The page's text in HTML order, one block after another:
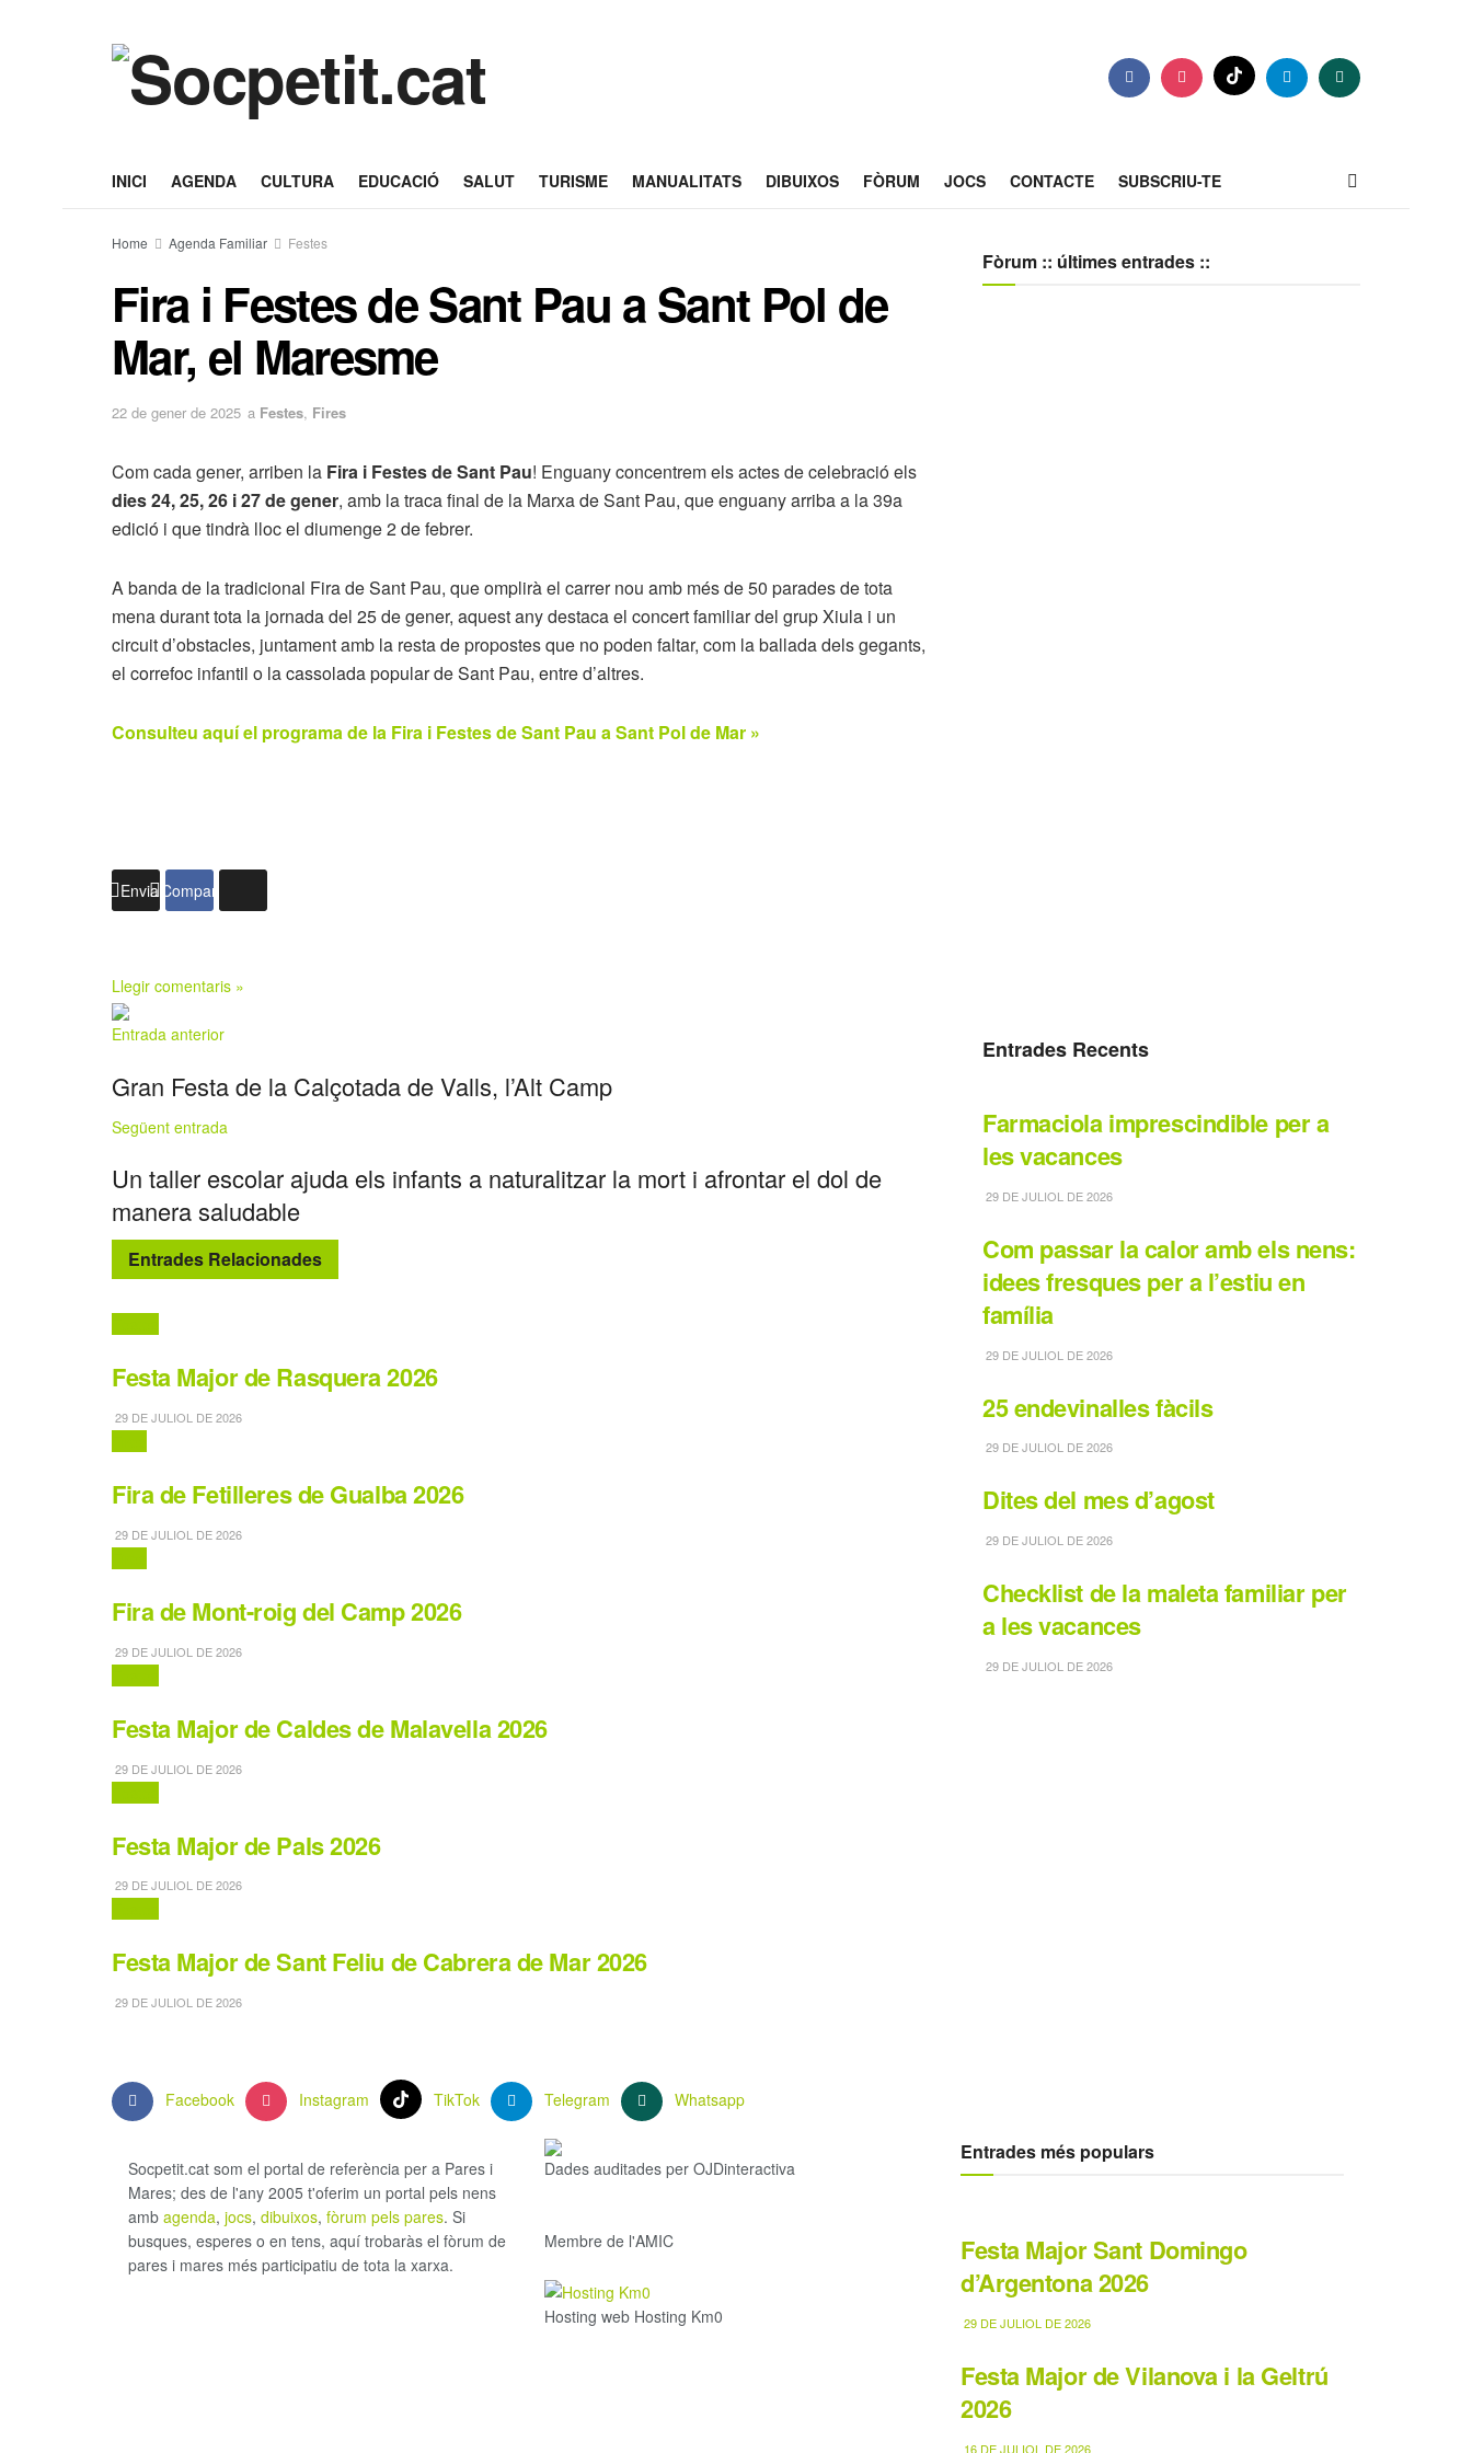
INICI AGENDA CULTURA EDUCACIÓ SALUT TURISME MANUALITATS DIBUIXOS FÒRUM JOCS CONTACTE SUBSCRIU-TE
Home Agenda Familiar Festes
Fira i Festes de Sant Pau a Sant Pol de
Mar, el Maresme
22 de gener de 2025 a Festes, Fires
Com cada gener, arriben la Fira i Festes de Sant Pau! Enguany concentrem els actes de celebració els
dies 24, 25, 26 i 27 de gener, amb la traca final de la Marxa de Sant Pau, que enguany arriba a la 39a
edició i que tindrà lloc el diumenge 2 de febrer.
A banda de la tradicional Fira de Sant Pau, que omplirà el carrer nou amb més de 50 parades de tota
mena durant tota la jornada del 25 de gener, aquest any destaca el concert familiar del grup Xiula i un
circuit d’obstacles, juntament amb la resta de propostes que no poden faltar, com la ballada dels gegants,
el correfoc infantil o la cassolada popular de Sant Pau, entre d’altres.
Consulteu aquí el programa de la Fira i Festes de Sant Pau a Sant Pol de Mar »
Enviar Compartir
Llegir comentaris »
Entrada anterior
Gran Festa de la Calçotada de Valls, l’Alt Camp
Següent entrada
Un taller escolar ajuda els infants a naturalitzar la mort i afrontar el dol de
manera saludable
Entrades Relacionades
Festa Major de Rasquera 2026
29 DE JULIOL DE 2026
Fira de Fetilleres de Gualba 2026
29 DE JULIOL DE 2026
Fira de Mont-roig del Camp 2026
29 DE JULIOL DE 2026
Festa Major de Caldes de Malavella 2026
29 DE JULIOL DE 2026
Festa Major de Pals 2026
29 DE JULIOL DE 2026
Festa Major de Sant Feliu de Cabrera de Mar 2026
29 DE JULIOL DE 2026
Fòrum :: últimes entrades ::
Entrades Recents
Farmaciola imprescindible per a
les vacances
29 DE JULIOL DE 2026
Com passar la calor amb els nens:
idees fresques per a l’estiu en
família
29 DE JULIOL DE 2026
25 endevinalles fàcils
29 DE JULIOL DE 2026
Dites del mes d’agost
29 DE JULIOL DE 2026
Checklist de la maleta familiar per
a les vacances
29 DE JULIOL DE 2026
Facebook Instagram TikTok Telegram Whatsapp
Socpetit.cat som el portal de referència per a Pares i
Mares; des de l'any 2005 t'oferim un portal pels nens
amb agenda, jocs, dibuixos, fòrum pels pares. Si
busques, esperes o en tens, aquí trobaràs el fòrum de
pares i mares més participatiu de tota la xarxa.
Dades auditades per OJDinteractiva
Membre de l'AMIC
Hosting web Hosting Km0
Entrades més populars
Festa Major Sant Domingo
d’Argentona 2026
29 DE JULIOL DE 2026
Festa Major de Vilanova i la Geltrú
2026
16 DE JULIOL DE 2026